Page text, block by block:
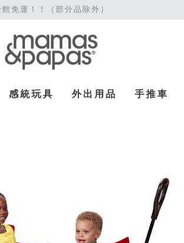
館免運！！（部分品除外）
感統玩具 外出用品 手推車